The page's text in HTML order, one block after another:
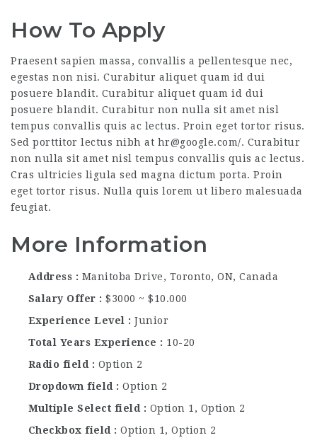
How To Apply
Praesent sapien massa, convallis a pellentesque nec,
egestas non nisi. Curabitur aliquet quam id dui
posuere blandit. Curabitur aliquet quam id dui
posuere blandit. Curabitur non nulla sit amet nisl
tempus convallis quis ac lectus. Proin eget tortor risus.
Sed porttitor lectus nibh at hr@google.com/. Curabitur
non nulla sit amet nisl tempus convallis quis ac lectus.
Cras ultricies ligula sed magna dictum porta. Proin
eget tortor risus. Nulla quis lorem ut libero malesuada
feugiat.
More Information
Address
Manitoba Drive, Toronto, ON, Canada
Salary Offer
$3000 ~ $10.000
Experience Level
Junior
Total Years Experience
10-20
Radio field
Option 2
Dropdown field
Option 2
Multiple Select field
Option 1, Option 2
Checkbox field
Option 1, Option 2